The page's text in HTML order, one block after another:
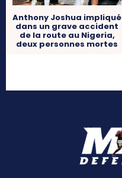
Anthony Joshua impliqué
dans un grave accident
de la route au Nigeria,
deux personnes mortes